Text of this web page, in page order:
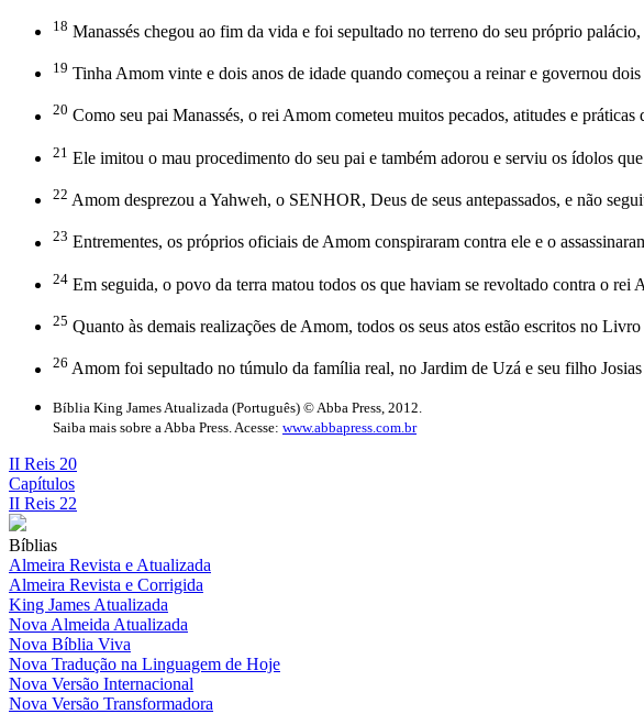
18 Manassés chegou ao fim da vida e foi sepultado no terreno do seu próprio
19 Tinha Amom vinte e dois anos de idade quando começou a reinar e governou
20 Como seu pai Manassés, o rei Amom cometeu muitos pecados, atitudes e
21 Ele imitou o mau procedimento do seu pai e também adorou e serviu os ídolos
22 Amom desprezou a Yahweh, o SENHOR, Deus de seus antepassados, e não
23 Entrementes, os próprios oficiais de Amom conspiraram contra ele e o
24 Em seguida, o povo da terra matou todos os que haviam se revoltado contra o rei
25 Quanto às demais realizações de Amom, todos os seus atos estão escritos no
26 Amom foi sepultado no túmulo da família real, no Jardim de Uzá e seu filho Josias
Bíblia King James Atualizada (Português) © Abba Press, 2012.
Saiba mais sobre a Abba Press. Acesse: www.abbapress.com.br
II Reis 20
Capítulos
II Reis 22
Bíblias
Almeira Revista e Atualizada
Almeira Revista e Corrigida
King James Atualizada
Nova Almeida Atualizada
Nova Bíblia Viva
Nova Tradução na Linguagem de Hoje
Nova Versão Internacional
Nova Versão Transformadora